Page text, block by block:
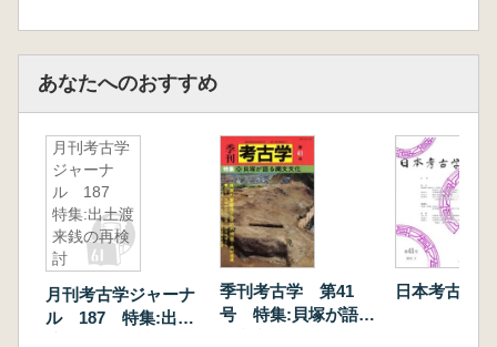
あなたへのおすすめ
月刊考古学
ジャーナ
ル 187
特集:出土渡
来銭の再検
討
月刊考古学ジャーナ
ル 187 特集:出土
季刊考古学 第41
号 特集:貝塚が語る
日本考古学